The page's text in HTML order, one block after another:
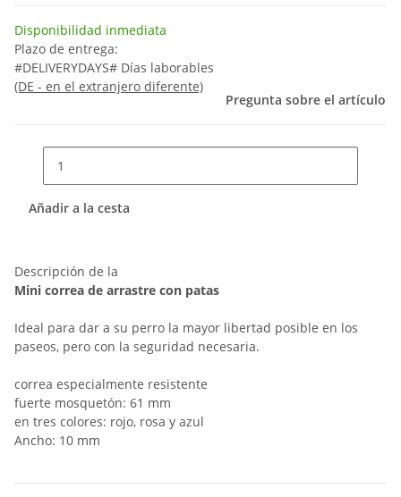
Disponibilidad inmediata
Plazo de entrega:
#DELIVERYDAYS# Días laborables
(DE - en el extranjero diferente)
Pregunta sobre el artículo
Añadir a la cesta
Descripción de la
Mini correa de arrastre con patas
Ideal para dar a su perro la mayor libertad posible en los
paseos, pero con la seguridad necesaria.
correa especialmente resistente
fuerte mosquetón: 61 mm
en tres colores: rojo, rosa y azul
Ancho: 10 mm